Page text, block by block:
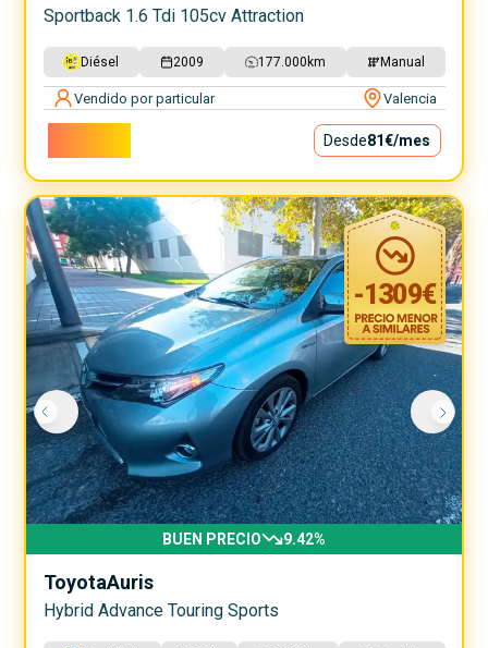
Sportback 1.6 Tdi 105cv Attraction
Diésel 2009 177.000 km Manual
Vendido por particular Valencia
Desde81€/mes
-1309€
BUEN PRECIO 9.42%
ToyotaAuris
Hybrid Advance Touring Sports